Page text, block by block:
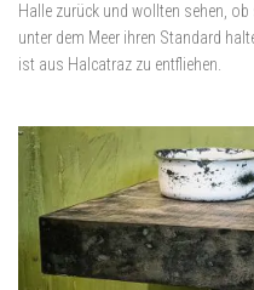
Halle zurück und wollten sehen,
unter dem Meer ihren Standard
ist aus Halcatraz zu entfliehen.